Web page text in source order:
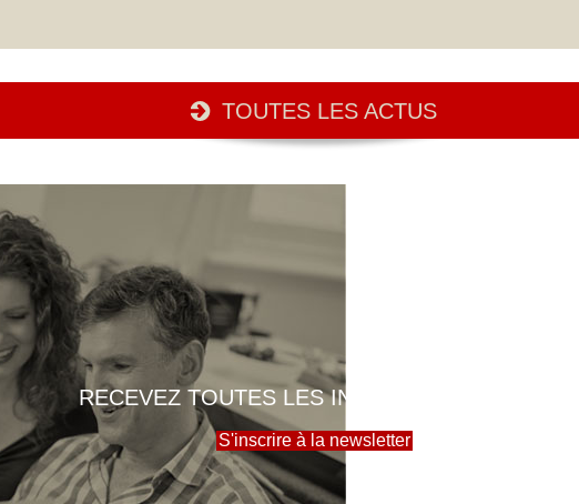
TOUTES LES ACTUS
RECEVEZ TOUTES LES INFOS DE LA MAIRIE
S'inscrire à la newsletter